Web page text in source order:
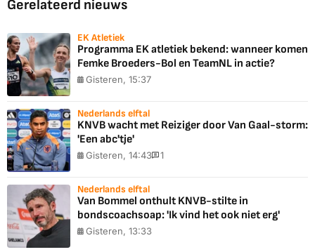
Gerelateerd nieuws
EK Atletiek
Programma EK atletiek bekend: wanneer komen
Femke Broeders-Bol en TeamNL in actie?
Gisteren, 15:37
Nederlands elftal
KNVB wacht met Reiziger door Van Gaal-storm:
'Een abc'tje'
Gisteren, 14:43 1
Nederlands elftal
Van Bommel onthult KNVB-stilte in
bondscoachsoap: 'Ik vind het ook niet erg'
Gisteren, 13:33